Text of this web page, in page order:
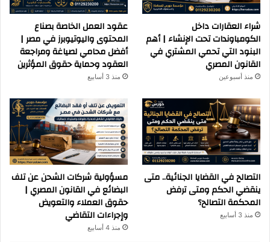
شراء العقارات داخل
الكومباوندات تحت الإنشاء | أهم
البنود التي تحمي المشتري في
القانون المصري
منذ أسبوعين
عقود العمل الخاصة بصناع
المحتوى واليوتيوبرز في مصر |
أفضل محامي لصياغة ومراجعة
العقود وحماية حقوق المؤثرين
منذ 3 أسابيع
التصالح في القضايا الجنائية.. متى
ينقضي الحكم ومتى ترفض
المحكمة التصالح؟
منذ 3 أسابيع
مسؤولية شركات الشحن عن تلف
البضائع في القانون المصري |
حقوق العملاء والتعويض
وإجراءات التقاضي
منذ 4 أسابيع